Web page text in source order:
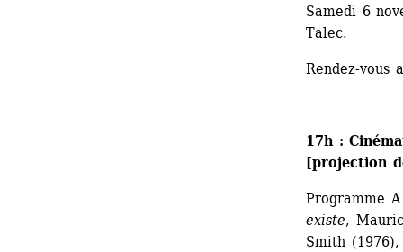
Samedi 6
Talec.
Rendez-vous
17h :
[projection
Programme
existe,
Smith